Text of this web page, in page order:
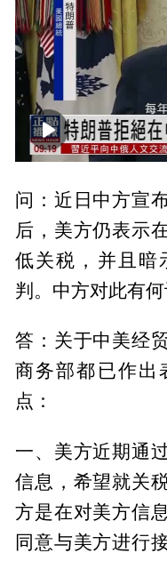
00:00
问：近日中方宣
后，美方仍表示
低关税，并且暗
判。中方对此有何
答：关于中美经
商务部都已作出
点：
一、美方近期通
信息，希望就关
方是在对美方信
同意与美方进行